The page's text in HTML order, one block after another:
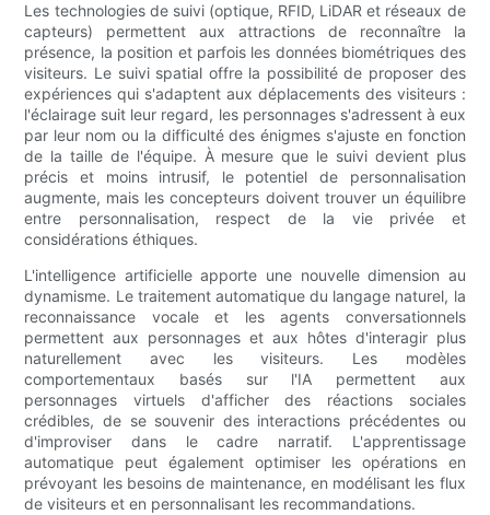
Les technologies de suivi (optique, RFID, LiDAR et réseaux de
capteurs) permettent aux attractions de reconnaître la
présence, la position et parfois les données biométriques des
visiteurs. Le suivi spatial offre la possibilité de proposer des
expériences qui s'adaptent aux déplacements des visiteurs :
l'éclairage suit leur regard, les personnages s'adressent à eux
par leur nom ou la difficulté des énigmes s'ajuste en fonction
de la taille de l'équipe. À mesure que le suivi devient plus
précis et moins intrusif, le potentiel de personnalisation
augmente, mais les concepteurs doivent trouver un équilibre
entre personnalisation, respect de la vie privée et
considérations éthiques.
L'intelligence artificielle apporte une nouvelle dimension au
dynamisme. Le traitement automatique du langage naturel, la
reconnaissance vocale et les agents conversationnels
permettent aux personnages et aux hôtes d'interagir plus
naturellement avec les visiteurs. Les modèles
comportementaux basés sur l'IA permettent aux
personnages virtuels d'afficher des réactions sociales
crédibles, de se souvenir des interactions précédentes ou
d'improviser dans le cadre narratif. L'apprentissage
automatique peut également optimiser les opérations en
prévoyant les besoins de maintenance, en modélisant les flux
de visiteurs et en personnalisant les recommandations.